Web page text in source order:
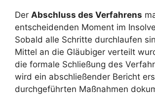
Der Abschluss des Verfahrens
entscheidenden Moment im
Sobald alle Schritte durchlaufen
Mittel an die Gläubiger verteilt
die formale Schließung des
wird ein abschließender Bericht
durchgeführten Maßnahmen